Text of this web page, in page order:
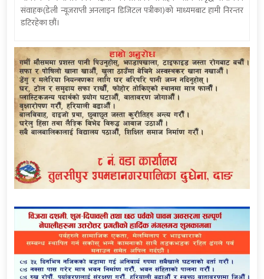
संवाहक(डेली न्यूजराप्ती अनलाइन डिजिटल पत्रीका)को माध्यमबाट हामी निरन्तर
डटिरहेका छौं।